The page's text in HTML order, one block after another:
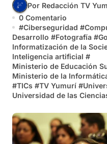
Por Redacción TV
0 Comentario
#Ciberseguridad #
Desarrollo #Fotografía #
Informatización de la
Inteligencia artificial #
Ministerio de Educación
Ministerio de la
#TICs #TV Yumurí #
Universidad de las